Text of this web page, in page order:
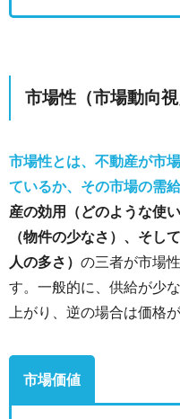
市場性（市場動向視
市場性とは、不動産が市
ているか、その市場の需
産の効用（どのような使
（物件の少なさ）、そし
人の多さ） の三者が市場
す。一般的に、供給が少
上がり、逆の場合は価格
市場価値